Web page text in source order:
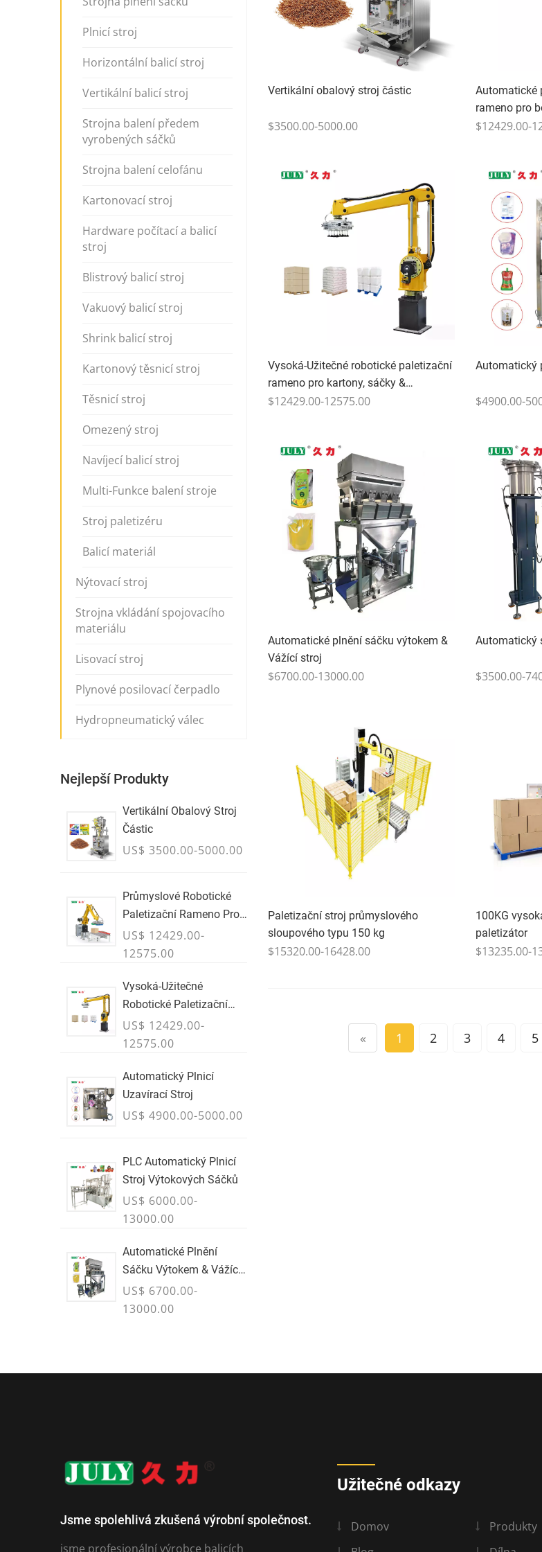
Vertikální obalový stroj částic
$3500.00-5000.00
Automatické
rameno pro
$12429.00-
Vysoká-Užitečné robotické paletizační
rameno pro kartony, sáčky &
Hromadné kontejnery - ČERVENEC
$12429.00-12575.00
Automatický
$4900.00-
Automatické plnění sáčku výtokem &
Vážící stroj
$6700.00-13000.00
Automatický
$3500.00-
Paletizační stroj průmyslového
sloupového typu 150 kg
$15320.00-16428.00
100KG
paletizátor
$13235.00-
« 1 2 3 4 5
Plnicí stroj
Horizontální balicí stroj
Vertikální balicí stroj
Strojna balení předem
vyrobených sáčků
Strojna balení celofánu
Kartonovací stroj
Hardware počítací a balicí
stroj
Blistrový balicí stroj
Vakuový balicí stroj
Shrink balicí stroj
Kartonový těsnicí stroj
Těsnicí stroj
Omezený stroj
Navíjecí balicí stroj
Multi-Funkce balení stroje
Stroj paletizéru
Balicí materiál
Nýtovací stroj
Strojna vkládání spojovacího
materiálu
Lisovací stroj
Plynové posilovací čerpadlo
Hydropneumatický válec
Nejlepší Produkty
Vertikální Obalový Stroj
Částic
US$ 3500.00-5000.00
Průmyslové Robotické
Paletizační Rameno Pro
Boxy & Případy
US$ 12429.00-
12575.00
Vysoká-Užitečné
Robotické Paletizační
Rameno Pro Kartony,
Sáčky & Hromadné
US$ 12429.00-
12575.00
Automatický Plnicí
Uzavírací Stroj
US$ 4900.00-5000.00
PLC Automatický Plnicí
Stroj Výtokových Sáčků
US$ 6000.00-
13000.00
Automatické Plnění
Sáčku Výtokem & Vážící
Stroj
US$ 6700.00-
13000.00
Jsme spolehlivá zkušená výrobní společnost.
jsme profesionální výrobce balicích
Užitečné odkazy
Domov
Produkty